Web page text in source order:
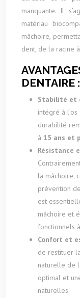
manquante. Il
matériau
mâchoire,
dent, de la racine
DENTAIRE :
Stabilité et
intégré à
durabilité
à 15 ans et
Résistance
la mâchoire,
prévention
est
mâchoire et
fonctionnels
Confort et
de restituer
naturelle de
optimal et
naturelles.